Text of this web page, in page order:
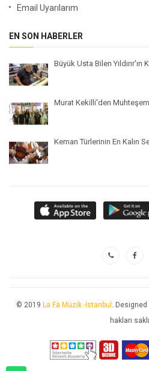
Email Uyarılarım
EN SON HABERLER
Büyük Usta Bilen
Murat Kekilli'den
Keman Türlerinin En Kalın
© 2019 La Fa Müzik -İstanbul . Designed
hakları